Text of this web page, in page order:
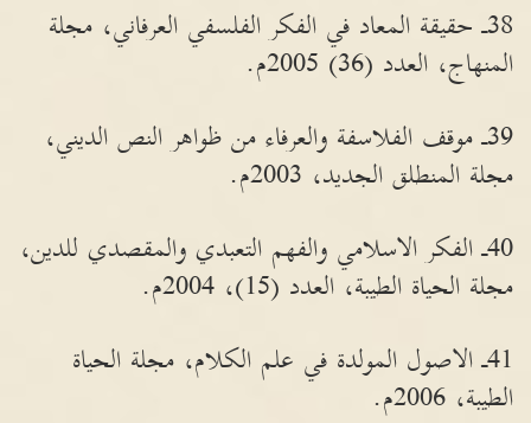
38ـ حقيقة المعاد في الفكر الفلسفي العرفاني، مجلة
المنهاج، العدد (36) 2005م.
39ـ موقف الفلاسفة والعرفاء من ظواهر النص الديني،
مجلة المنطلق الجديد، 2003م.
40ـ الفكر الاسلامي والفهم التعبدي والمقصدي للدين،
مجلة الحياة الطيبة، العدد (15)، 2004م.
41ـ الاصول المولدة في علم الكلام، مجلة الحياة
الطيبة، 2006م.